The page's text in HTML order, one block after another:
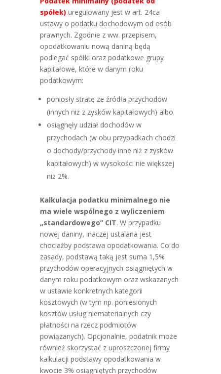
spółek) uregulowany jest w art. 24ca
ustawy o podatku dochodowym od osób
prawnych. Zgodnie z ww. przepisem,
opodatkowaniu nową daniną będą
podlegać spółki oraz podatkowe grupy
kapitałowe, które w danym roku
podatkowym:
poniosły stratę ze źródła przychodów
(innych niż z zysków kapitałowych) albo
osiągnęły udział dochodów w
przychodach (w obu przypadkach chodzi
o dochody/przychody inne niż z zysków
kapitałowych) w wysokości nie większej
niż 2%.
Kalkulacja podatku minimalnego nie
ma wiele wspólnego z wyliczeniem
„standardowego” CIT. W przypadku
nowej daniny, inaczej ustalana jest
chociażby podstawa opodatkowania. Co do
zasady, podstawą taką jest suma 1,5%
przychodów operacyjnych osiągniętych w
danym roku podatkowym oraz wskazanych
w ustawie konkretnych kategorii
kosztowych (w tym np. poniesionych
kosztów usług niematerialnych czy
płatności na rzecz podmiotów
powiązanych). Opcjonalnie, podatnik może
również skorzystać z uproszczonej firmy
kalkulacji podstawy opodatkowania w
kwocie 3% osiągniętych przychodów